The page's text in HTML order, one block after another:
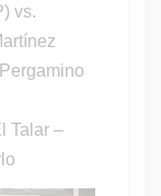
vs.
Talar –